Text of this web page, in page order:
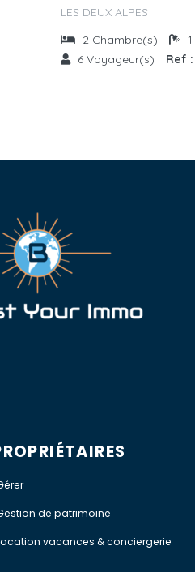
LES DEUX ALPES
2 Chambre(s) 1
6 Voyageur(s) Ref :
de patrimoine
vacances & conciergerie